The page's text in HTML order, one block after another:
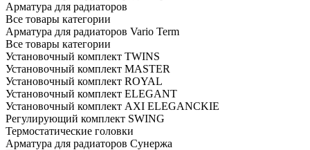
Арматура для радиаторов
Все товары категории
Арматура для радиаторов Vario Term
Все товары категории
Установочный комплект TWINS
Установочный комплект MASTER
Установочный комплект ROYAL
Установочный комплект ELEGANT
Установочный комплект AXI ELEGANCKIE
Регулирующий комплект SWING
Термостатические головки
Арматура для радиаторов Сунержа